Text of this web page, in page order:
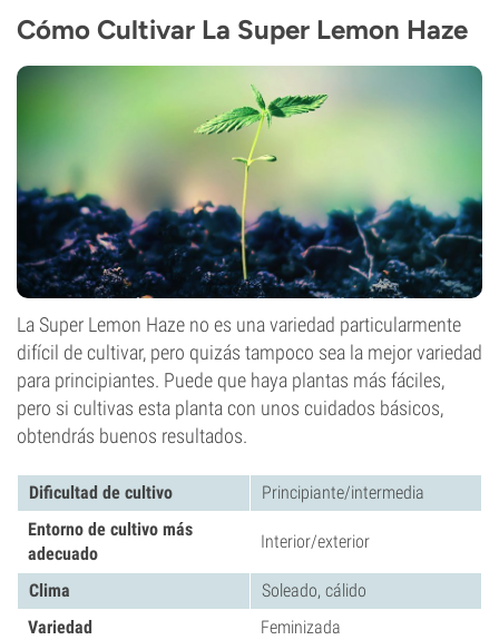
CBD
Cómo Cultivar La Super Lemon Haze
La Super Lemon Haze no es una variedad particularmente
difícil de cultivar, pero quizás tampoco sea la mejor variedad
para principiantes. Puede que haya plantas más fáciles,
pero si cultivas esta planta con unos cuidados básicos,
obtendrás buenos resultados.
Dificultad de cultivo
Principiante/intermedia
Entorno de cultivo más
adecuado
Interior/exterior
Clima
Soleado, cálido
Variedad
Feminizada